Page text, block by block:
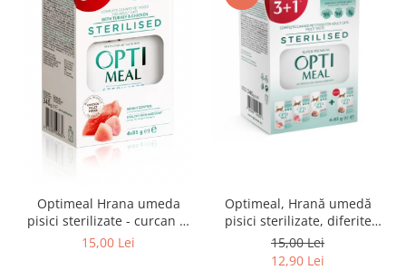
Optimeal Hrana umeda
pisici sterilizate - curcan si
pui in sos, set 3+1,
15,00 Lei
Optimeal, Hrană umedă
pisici sterilizate, diferite
arome, (3+1), 0.34kg
15,00 Lei
12,90 Lei